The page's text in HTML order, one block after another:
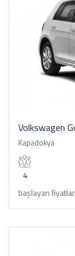
Volkswagen
Kapadokya
4
başlayan fiyatlar